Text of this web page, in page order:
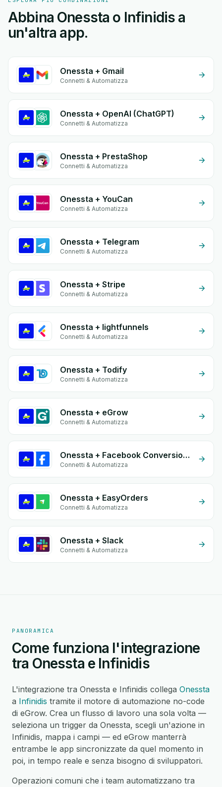
Abbina Onessta o Infinidis a
un'altra app.
Onessta + Gmail
Connetti & Automatizza
Onessta + OpenAI (ChatGPT)
Connetti & Automatizza
Onessta + PrestaShop
Connetti & Automatizza
Onessta + YouCan
Connetti & Automatizza
Onessta + Telegram
Connetti & Automatizza
Onessta + Stripe
Connetti & Automatizza
Onessta + lightfunnels
Connetti & Automatizza
Onessta + Todify
Connetti & Automatizza
Onessta + eGrow
Connetti & Automatizza
Onessta + Facebook Conversion API (CAPI)
Connetti & Automatizza
Onessta + EasyOrders
Connetti & Automatizza
Onessta + Slack
Connetti & Automatizza
PANORAMICA
Come funziona l'integrazione
tra Onessta e Infinidis
L'integrazione tra Onessta e Infinidis collega Onessta
a Infinidis tramite il motore di automazione no-code
di eGrow. Crea un flusso di lavoro una sola volta —
seleziona un trigger da Onessta, scegli un'azione in
Infinidis, mappa i campi — ed eGrow manterrà
entrambe le app sincronizzate da quel momento in
poi, in tempo reale e senza bisogno di sviluppatori.
Operazioni comuni che i team automatizzano tra